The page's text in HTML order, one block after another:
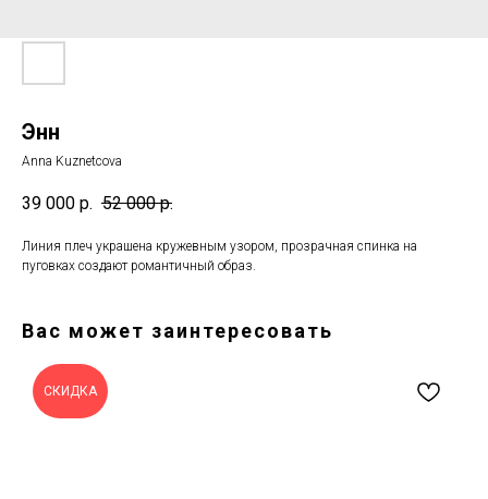
Энн
Anna Kuznetcova
39 000 р. 52 000 р.
Линия плеч украшена кружевным узором, прозрачная спинка на
пуговках создают романтичный образ.
Вас может заинтересовать
СКИДКА